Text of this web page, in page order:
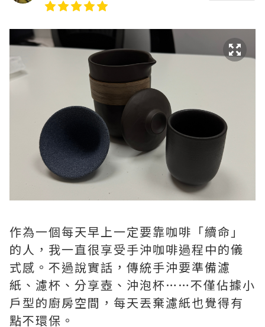
作為一個每天早上一定要靠咖啡「續命」
的人，我一直很享受手沖咖啡過程中的儀
式感。不過說實話，傳統手沖要準備濾
紙、濾杯、分享壺、沖泡杯……不僅佔據小
戶型的廚房空間，每天丟棄濾紙也覺得有
點不環保。